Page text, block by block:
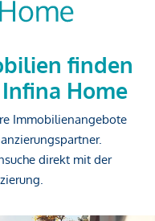
finden
Home
Immobilienangebote
direkt mit der